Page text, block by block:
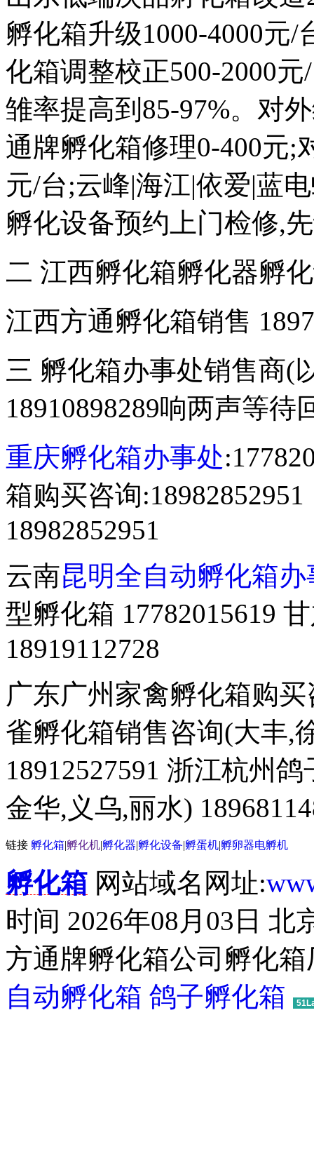
孵化箱升级1000-4000元
化箱调整校正500-2000
雏率提高到85-97%。对
通牌孵化箱修理0-400元;
元/台;云峰|海江|依爱|蓝
孵化设备预约上门检修,
二 江西孵化箱孵化器孵
江西方通孵化箱销售
三 孵化箱办事处销售商(
18910898289响两声等
重庆孵化箱办事处
箱购买咨询
18982852951
云南昆明全自动孵化箱办
型孵化箱 17782015619
18919112728
广东广州家禽孵化箱购
雀孵化箱销售咨询(大丰,
18912527591 浙江杭州
金华,义乌,丽水)
链接 孵化箱|孵化机|孵化器|孵化设备|孵蛋机|孵卵器电孵机
孵化箱 网站域名网址:
时间 2026年08月03日
方通牌孵化箱公司孵化
自动孵化箱 鸽子孵化箱